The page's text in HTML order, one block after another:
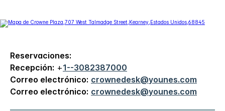
Reservaciones:
Recepción: +1--3082387000
Correo electrónico: crownedesk@younes.com
Correo electrónico: crownedesk@younes.com